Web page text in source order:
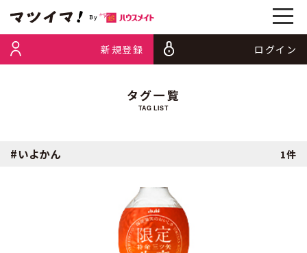
新規登録 ログイン
タグ一覧
TAG LIST
#いよかん 1件